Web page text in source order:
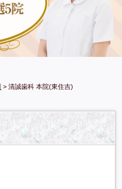
>清誠歯科 本院(東住吉)